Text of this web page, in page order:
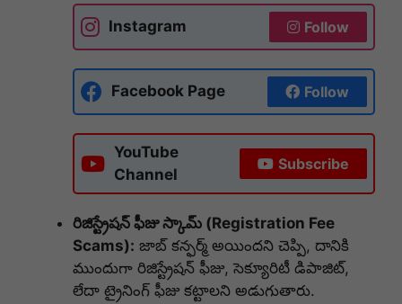
Instagram Follow
Facebook Page Follow
YouTube
Channel
Subscribe
రిజిస్ట్రేషన్ ఫీజు స్కామ్ (Registration Fee
Scams): జాబ్ కన్ఫర్మ్ అయిందని చెప్పి, దానికి
ముందుగా రిజిస్ట్రేషన్ ఫీజు, సెక్యూరిటీ డిపాజిట్,
లేదా ట్రైనింగ్ ఫీజు కట్టాలని అడుగుతారు.